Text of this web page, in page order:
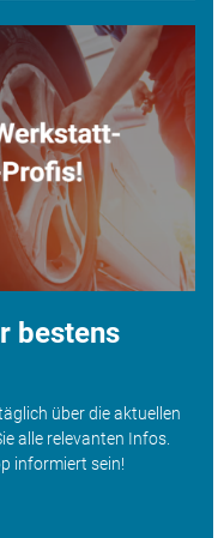
bestens
über die aktuellen
alle relevanten Infos.
informiert sein!